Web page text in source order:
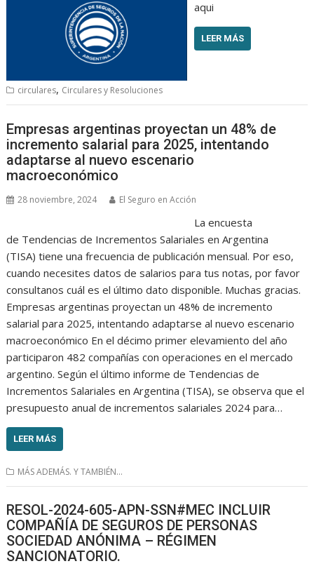
aqui
LEER MÁS
circulares, Circulares y Resoluciones
Empresas argentinas proyectan un 48% de
incremento salarial para 2025, intentando
adaptarse al nuevo escenario
macroeconómico
28 noviembre, 2024 El Seguro en Acción
La encuesta
de Tendencias de Incrementos Salariales en Argentina
(TISA) tiene una frecuencia de publicación mensual. Por eso,
cuando necesites datos de salarios para tus notas, por favor
consultanos cuál es el último dato disponible. Muchas gracias.
Empresas argentinas proyectan un 48% de incremento
salarial para 2025, intentando adaptarse al nuevo escenario
macroeconómico En el décimo primer elevamiento del año
participaron 482 compañías con operaciones en el mercado
argentino. Según el último informe de Tendencias de
Incrementos Salariales en Argentina (TISA), se observa que el
presupuesto anual de incrementos salariales 2024 para…
LEER MÁS
MÁS ADEMÁS. Y TAMBIÉN...
RESOL-2024-605-APN-SSN#MEC INCLUIR
COMPAÑÍA DE SEGUROS DE PERSONAS
SOCIEDAD ANÓNIMA – RÉGIMEN
SANCIONATORIO.